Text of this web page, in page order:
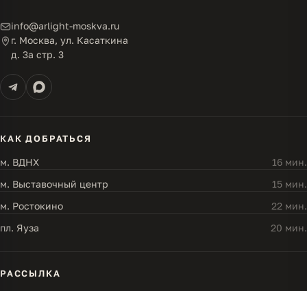
info@arlight-moskva.ru
г. Москва, ул. Касаткина
д. 3а стр. 3
КАК ДОБРАТЬСЯ
м. ВДНХ
16 мин.
м. Выставочный центр
15 мин.
м. Ростокино
22 мин.
пл. Яуза
20 мин.
РАССЫЛКА